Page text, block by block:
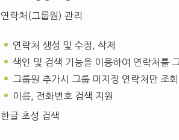
연락처(그룹원) 관리
연락처 생성 및 수정, 삭제
색인 및 검색 기능을 이용하여 연락처를
그룹원 추가시 그룹 미지정 연락처만 조회
이름, 전화번호 검색 지원
한글 초성 검색